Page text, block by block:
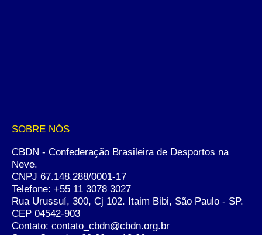
SOBRE NÓS
CBDN - Confederação Brasileira de Desportos na
Neve.
CNPJ 67.148.288/0001-17
Telefone: +55 11 3078 3027
Rua Urussuí, 300, Cj 102. Itaim Bibi, São Paulo - SP.
CEP 04542-903
Contato: contato_cbdn@cbdn.org.br